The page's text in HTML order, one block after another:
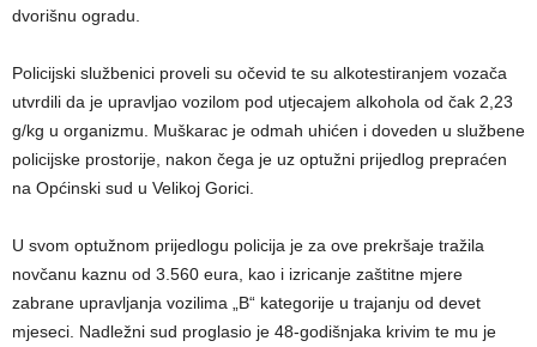
dvorišnu ogradu.
Policijski službenici proveli su očevid te su alkotestiranjem vozača
utvrdili da je upravljao vozilom pod utjecajem alkohola od čak 2,23
g/kg u organizmu. Muškarac je odmah uhićen i doveden u službene
policijske prostorije, nakon čega je uz optužni prijedlog prepraćen
na Općinski sud u Velikoj Gorici.
U svom optužnom prijedlogu policija je za ove prekršaje tražila
novčanu kaznu od 3.560 eura, kao i izricanje zaštitne mjere
zabrane upravljanja vozilima „B“ kategorije u trajanju od devet
mjeseci. Nadležni sud proglasio je 48-godišnjaka krivim te mu je